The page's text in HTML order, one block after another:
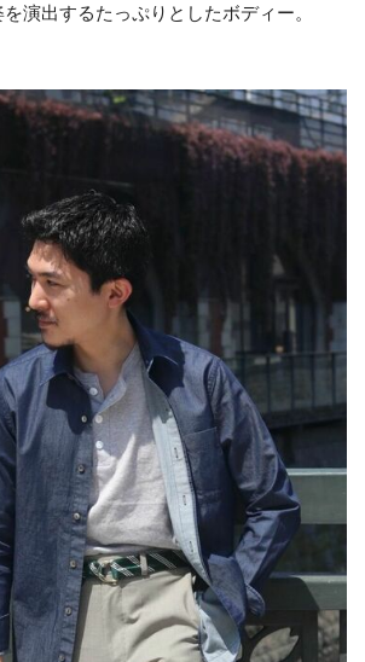
演出するたっぷりとしたボディー。